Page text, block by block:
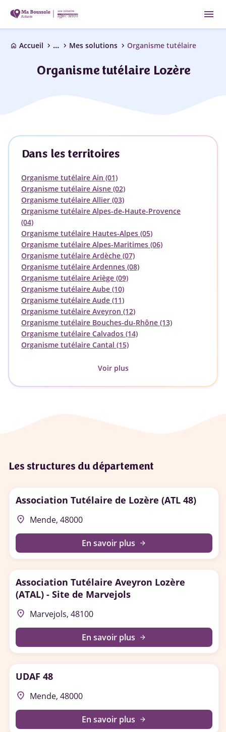
menu
home Accueil chevron_right ... chevron_right Mes solutions chevron_right Organisme tutélaire
Organisme tutélaire Lozère
Dans les territoires
Organisme tutélaire Ain (01)
Organisme tutélaire Aisne (02)
Organisme tutélaire Allier (03)
Organisme tutélaire Alpes-de-Haute-Provence
(04)
Organisme tutélaire Hautes-Alpes (05)
Organisme tutélaire Alpes-Maritimes (06)
Organisme tutélaire Ardèche (07)
Organisme tutélaire Ardennes (08)
Organisme tutélaire Ariège (09)
Organisme tutélaire Aube (10)
Organisme tutélaire Aude (11)
Organisme tutélaire Aveyron (12)
Organisme tutélaire Bouches-du-Rhône (13)
Organisme tutélaire Calvados (14)
Organisme tutélaire Cantal (15)
Voir plus
Les structures du département
Association Tutélaire de Lozère (ATL 48)
place Mende, 48000
En savoir plus arrow_forward
Association Tutélaire Aveyron Lozère
(ATAL) - Site de Marvejols
place Marvejols, 48100
En savoir plus arrow_forward
UDAF 48
place Mende, 48000
En savoir plus arrow_forward